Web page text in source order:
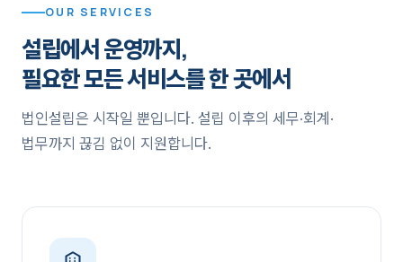
OUR SERVICES
설립에서 운영까지,
필요한 모든 서비스를 한 곳에서
법인설립은 시작일 뿐입니다. 설립 이후의 세무·회계·
법무까지 끊김 없이 지원합니다.